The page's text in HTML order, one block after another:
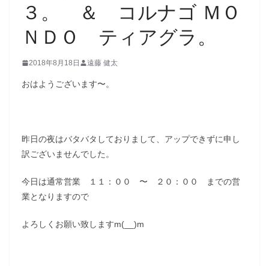
３。 ＆ コルナゴ ＭＯ
ＮＤＯ ティアグラ。
2018年8月18日 遠藤 健太
おはようございます〜。
昨日の夜はバタバタしておりまして、アップできずに申し
訳ございませんでした。
今日は通常営業 １１：００ 〜 ２０：００ までの営
業となりますので
よろしくお願い致しますm(__)m